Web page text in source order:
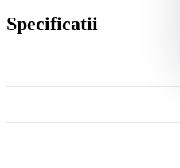
Specificatii